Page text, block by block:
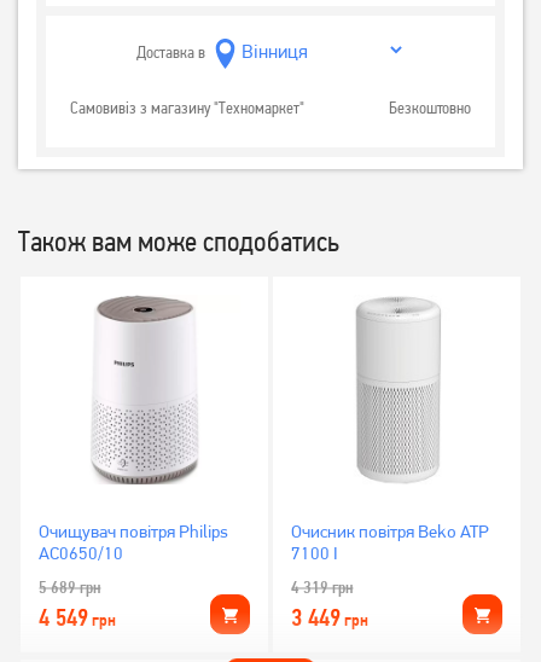
Доставка в
Самовивіз з магазину "Техномаркет" Безкоштовно
Також вам може сподобатись
Очищувач повітря Philips
AC0650/10
5 689грн
4 549грн
Очисник повітря Beko ATP
7100 I
4 319грн
3 449грн